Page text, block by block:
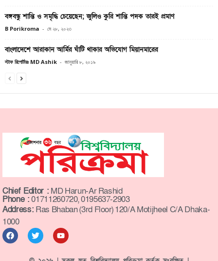
বঙ্গবন্ধু শান্তি ও সমৃদ্ধি চেয়েছেন; জুলিও কুরি শান্তি পদক তারই প্রমাণ
B Porikroma - মে ২৮, ২০২৩
বাংলাদেশে আরাকান আর্মির ঘাঁটি থাকার অভিযোগ মিয়ানমারের
স্টাফ রিপোর্টারঃ MD Ashik - জানুয়ারি ৮, ২০১৯
Chief Editor : MD Harun-Ar Rashid
Phone :01711260720, 0195637-2903
Address: Ras Bhaban (3rd Floor) 120/A Motijheel C/A Dhaka-
1000